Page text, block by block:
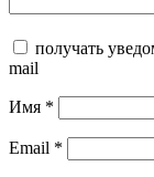
получать
mail
Имя *
Email *